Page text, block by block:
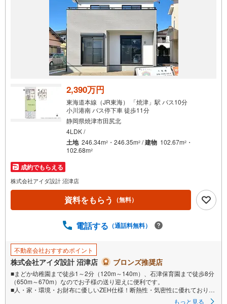
ペ
ー
ジ
保
る
2,390万円
東海道本線（JR東海） 「焼津」駅 バス10分
小川港南 バス停下車 徒歩11分
静岡県焼津市田尻北
4LDK /
土地 246.34m2 ・246.35m2 /建物 102.67m2 ・
102.68m2
成約でもらえる
株式会社アイダ設計 沼津店
資料をもらう （無料）
電話する （通話料無料）
不動産会社おすすめポイント
株式会社アイダ設計 沼津店 ブロンズ推奨店
■まどか幼稚園まで徒歩1～2分（120m～140m）、石津保育園まで徒歩8分
（650m～670m）なのでお子様の送り迎えに便利です。
■人・家・環境・お財布に優しいZEH仕様！断熱性・気密性に優れており、
もっと見る